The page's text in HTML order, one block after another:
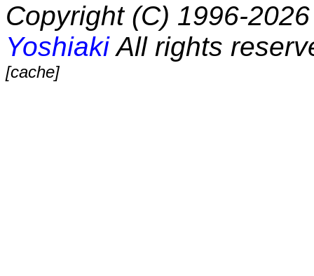
Copyright (C) 1996-
YoshiakiAll rights
[cache]